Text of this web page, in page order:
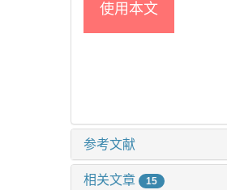
使用本文
参考文献
相关文章 15